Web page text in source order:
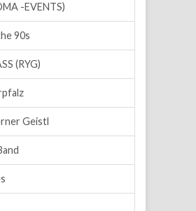
-EVENTS)
90s
(RYG)
Geistl